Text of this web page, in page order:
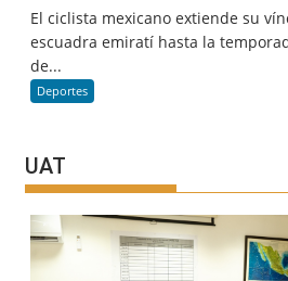
El ciclista mexicano extiende su
escuadra emiratí hasta la
de...
Deportes
UAT